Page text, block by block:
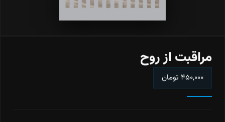
مراقبت از روح
۴۵۰,۰۰۰ تومان